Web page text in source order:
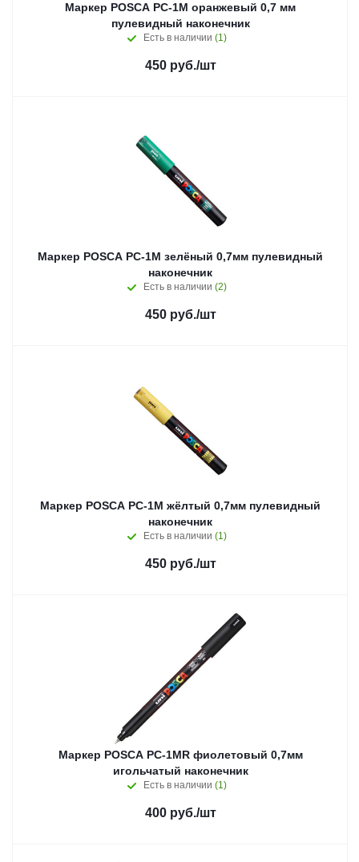
Маркер POSCA PC-1M оранжевый 0,7 мм
пулевидный наконечник
Есть в наличии (1)
450руб./шт
Маркер POSCA PC-1M зелёный 0,7мм пулевидный
наконечник
Есть в наличии (2)
450руб./шт
Маркер POSCA PC-1M жёлтый 0,7мм пулевидный
наконечник
Есть в наличии (1)
450руб./шт
Маркер POSCA PC-1MR фиолетовый 0,7мм
игольчатый наконечник
Есть в наличии (1)
400руб./шт